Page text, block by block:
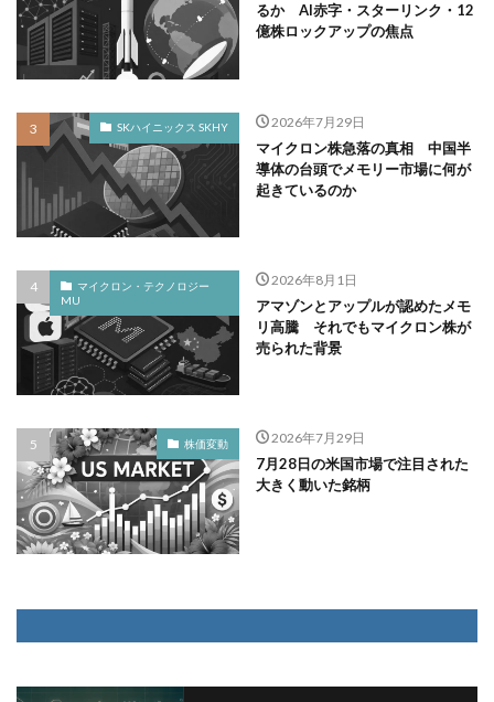
るか AI赤字・スターリンク・12
億株ロックアップの焦点
SKハイニックス SKHY 2026年7月29日
マイクロン株急落の真相 中国半
導体の台頭でメモリー市場に何が
起きているのか
マイクロン・テクノロジー
MU
2026年8月1日
アマゾンとアップルが認めたメモ
リ高騰 それでもマイクロン株が
売られた背景
株価変動 2026年7月29日
7月28日の米国市場で注目された
大きく動いた銘柄